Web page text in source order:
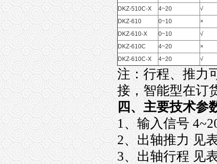
DKZ-510C-X
4~20
√
DKZ-610
0~10
×
DKZ-610-X
0~10
√
DKZ-610C
4~20
×
DKZ-610C-X
4~20 √
注：行程、推力
接，智能型在订
四、主要技术参
1、输入信号
2、出轴推力 见
3、出轴行程 见